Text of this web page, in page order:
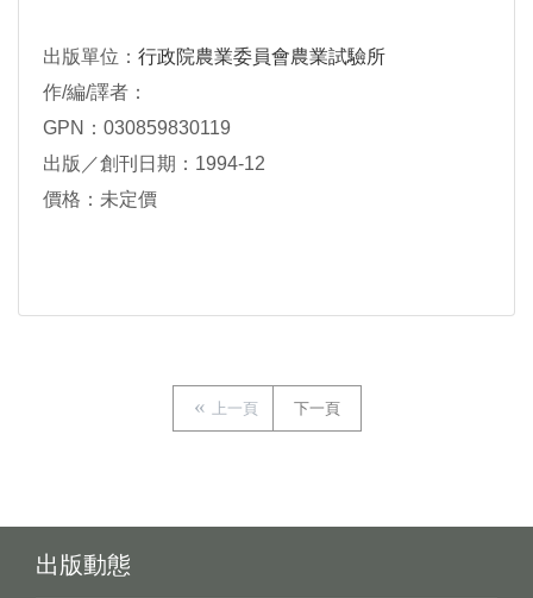
出版單位： 行政院農業委員會農業試驗所
作/編/譯者：
GPN：030859830119
出版／創刊日期：1994-12
價格：未定價
上一頁 下一頁
出版動態